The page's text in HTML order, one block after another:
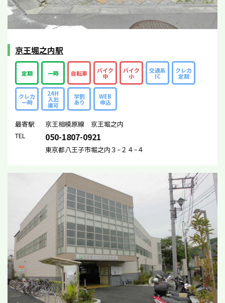
京王堀之内駅
定期 一時 自転車 バイク
中
バイク
小
交通系
IC
クレカ
定期
クレカ
一時
24H
入出
庫可
学割
あり
WEB
申込
最寄駅
京王相模原線 京王堀之内
TEL
050-1807-0921
東京都八王子市堀之内３−２４−４